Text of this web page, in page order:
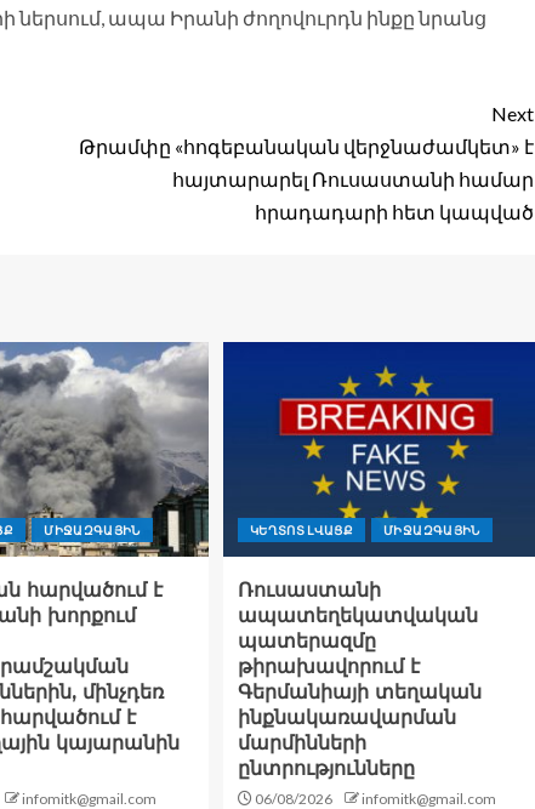
ներսում, ապա Իրանի ժողովուրդն ինքը նրանց
Next
Թրամփը «հոգեբանական վերջնաժամկետ» է
հայտարարել Ռուսաստանի համար
հրադադարի հետ կապված
ՄԻՋԱԶԳԱՅԻՆ
հարվածում է
խորքում
մինչդեռ
է
կայարանին
infomitk@gmail.com
ԿԵՂՏՈՏ ԼՎԱՑՔ ՄԻՋԱԶԳԱՅԻՆ
Ռուսաստանի
ապատեղեկատվական
պատերազմը
թիրախավորում է
Գերմանիայի տեղական
ինքնակառավարման
մարմինների
ընտրությունները
06/08/2026 infomitk@gmail.com